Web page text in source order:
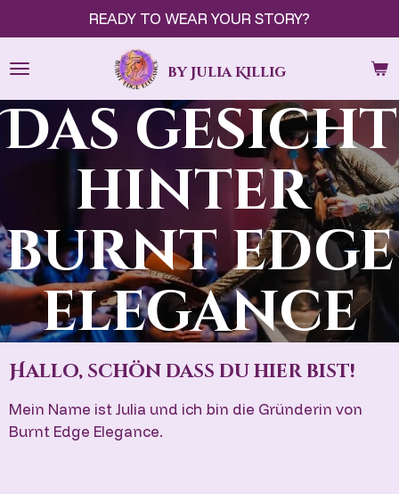
Hauptinhalt
springen
by Julia Killig
READY TO WEAR YOUR STORY?
Das gesicht
hinter
burnt edge
elegance
Hallo, schön dass du hier bist!
Mein Name ist Julia und ich bin die Gründerin von
Burnt Edge Elegance.